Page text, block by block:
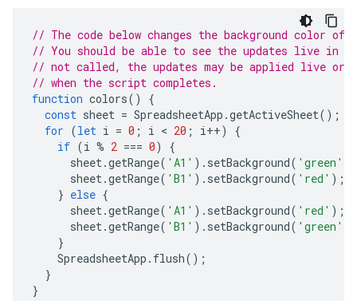
// The code below changes the background color
// You should be able to see the updates live in
// not called, the updates may be applied live or
// when the script completes.
function colors()
{
const sheet = SpreadsheetApp .getActiveSheet();
for (let i = 0 ; i < 20 ; i++)
{
if (i % 2 === 0)
{
sheet.getRange( 'A1' ). setBackground( 'green'
sheet.getRange( 'B1' ). setBackground( 'red' );
} else {
sheet.getRange( 'A1' ). setBackground( 'red' );
sheet.getRange( 'B1' ). setBackground( 'green'
}
SpreadsheetApp . flush();
}
}